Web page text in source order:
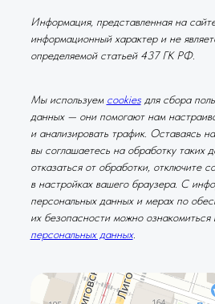
Мы используем cookiesдля сбора
данных — они помогают нам
и анализировать трафик. Оставаясь
вы соглашаетесь на обработку таких
отказаться от обработки, отключите
в настройках вашего браузера. С
персональных данных и мерах по
их безопасности можно ознакомиться
персональных данных.
Информация, представленная на
информационный характер и не
определяемой статьей 437 ГК РФ.